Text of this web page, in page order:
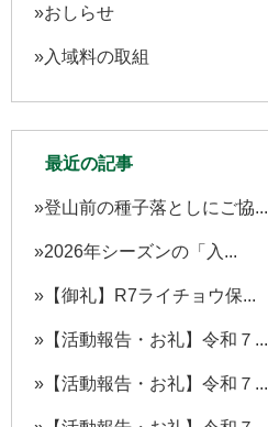
おしらせ
入域料の取組
最近の記事
登山前の種子落としにご協...
2026年シーズンの「入...
【御礼】R7ライチョウ保...
【活動報告・お礼】令和７...
【活動報告・お礼】令和７...